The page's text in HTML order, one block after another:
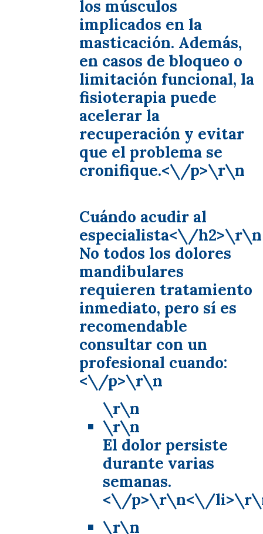
los músculos
implicados en la
masticación. Además,
en casos de bloqueo o
limitación funcional, la
fisioterapia puede
acelerar la
recuperación y evitar
que el problema se
cronifique.<\/p>\r\n
Cuándo acudir al
especialista<\/h2>\r\n
No todos los dolores
mandibulares
requieren tratamiento
inmediato, pero sí es
recomendable
consultar con un
profesional cuando:
<\/p>\r\n
\r\n
\r\n
El dolor persiste
durante varias
semanas.
<\/p>\r\n<\/
\r\n